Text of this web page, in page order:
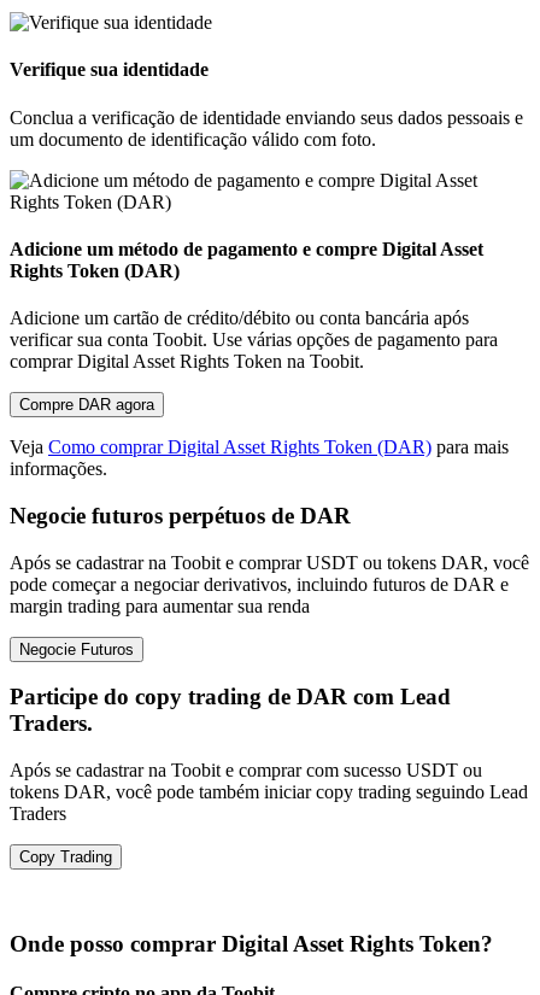
Verifique sua identidade
Conclua a verificação de identidade enviando seus dados pessoais e
um documento de identificação válido com foto.
Adicione um método de pagamento e compre Digital Asset
Rights Token (DAR)
Adicione um cartão de crédito/débito ou conta bancária após
verificar sua conta Toobit. Use várias opções de pagamento para
comprar Digital Asset Rights Token na Toobit.
Compre DAR agora
Veja Como comprar Digital Asset Rights Token (DAR) para mais
informações.
Negocie futuros perpétuos de DAR
Após se cadastrar na Toobit e comprar USDT ou tokens DAR, você
pode começar a negociar derivativos, incluindo futuros de DAR e
margin trading para aumentar sua renda
Negocie Futuros
Participe do copy trading de DAR com Lead
Traders.
Após se cadastrar na Toobit e comprar com sucesso USDT ou
tokens DAR, você pode também iniciar copy trading seguindo Lead
Traders
Copy Trading
Onde posso comprar Digital Asset Rights Token?